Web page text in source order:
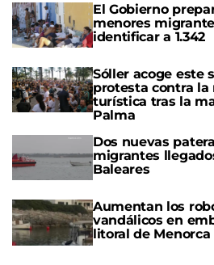
El Gobierno
menores
identificar a 1.342
Sóller acoge este
protesta contra la
turística tras la
Palma
Dos nuevas
migrantes
Baleares
Aumentan los
vandálicos en
litoral de Menorca